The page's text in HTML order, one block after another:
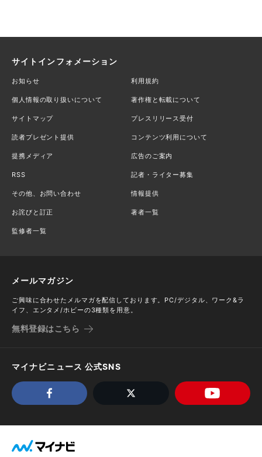
サイトインフォメーション
お知らせ 利用規約
個人情報の取り扱いについて 著作権と転載について
サイトマップ プレスリリース受付
読者プレゼント提供 コンテンツ利用について
提携メディア 広告のご案内
RSS 記者・ライター募集
その他、お問い合わせ 情報提供
お詫びと訂正 著者一覧
監修者一覧
メールマガジン
ご興味に合わせたメルマガを配信しております。PC/デジタル、ワーク&ラ
イフ、エンタメ/ホビーの3種類を用意。
無料登録はこちら
マイナビニュース 公式SNS